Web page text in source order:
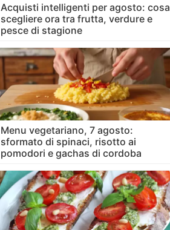
Acquisti intelligenti per agosto: cosa
scegliere ora tra frutta, verdure e
pesce di stagione
Menu vegetariano, 7 agosto:
sformato di spinaci, risotto ai
pomodori e gachas di cordoba